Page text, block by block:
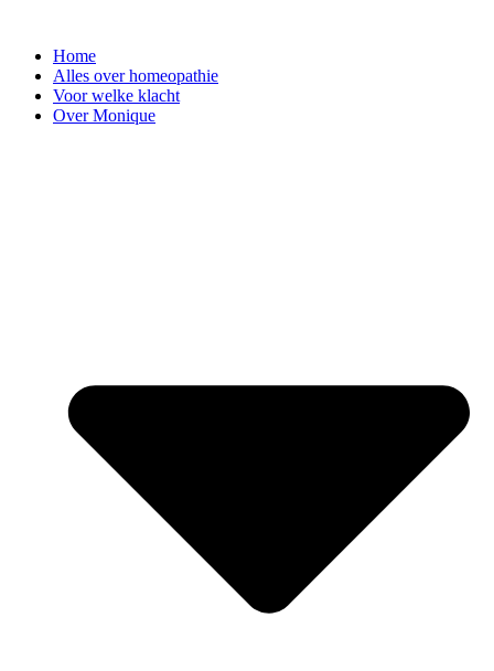
inhoud
Home
Alles over homeopathie
Voor welke klacht
Over Monique